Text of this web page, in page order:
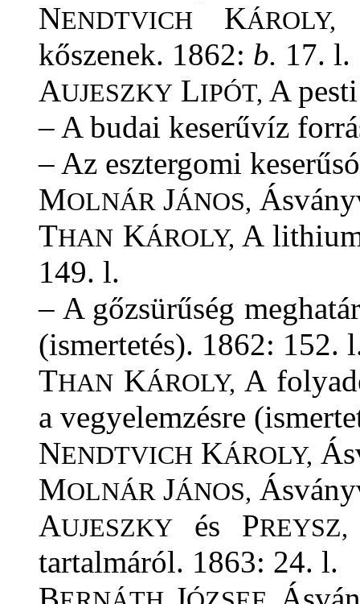
NENDTVICH KÁROLY,
kőszenek. 1862: b. 17. l.
AUJESZKY LIPÓT, A
– A budai keserűvíz
– Az esztergomi
MOLNÁR JÁNOS,
THAN KÁROLY, A
149. l.
– A gőzsürűség
(ismertetés). 1862: 152.
THAN KÁROLY, A
a vegyelemzésre
NENDTVICH KÁROLY,
MOLNÁR JÁNOS,
AUJESZKY és PREYSZ,
tartalmáról. 1863: 24. l.